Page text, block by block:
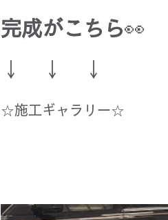
完成がこちら👀
↓　↓　↓
☆施工ギャラリー☆